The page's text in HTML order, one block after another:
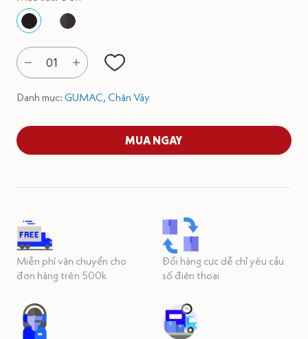
01
Danh mục: GUMAC, Chân Váy
MUA NGAY
Miễn phí vận chuyển cho
đơn hàng trên 500k
Đổi hàng cực dễ chỉ yêu cầu
số điện thoại